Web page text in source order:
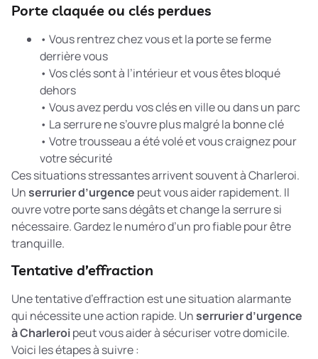
Porte claquée ou clés perdues
• Vous rentrez chez vous et la porte se ferme
derrière vous
• Vos clés sont à l’intérieur et vous êtes bloqué
dehors
• Vous avez perdu vos clés en ville ou dans un parc
• La serrure ne s’ouvre plus malgré la bonne clé
• Votre trousseau a été volé et vous craignez pour
votre sécurité
Ces situations stressantes arrivent souvent à Charleroi.
Unserrurier d’urgence peut vous aider rapidement. Il
ouvre votre porte sans dégâts et change la serrure si
nécessaire. Gardez le numéro d’un pro fiable pour être
tranquille.
Tentative d’effraction
Une tentative d’effraction est une situation alarmante
qui nécessite une action rapide. Unserrurier d’urgence
à Charleroipeut vous aider à sécuriser votre domicile.
Voici les étapes à suivre :